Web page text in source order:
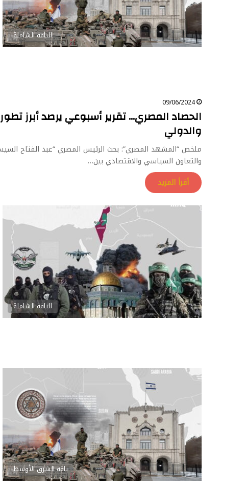
الباقة الشاملة
09/06/2024
الحصاد المصري… تقرير أسبوعي يرصد أبرز
والدولي
ملخص “المشهد المصري”: بحث الرئيس المصري “عبد الفتاح
والتعاون السياسي والاقتصادي بين…
أقرأ المزيد
الباقة الشاملة
باقة الشرق الأوسط